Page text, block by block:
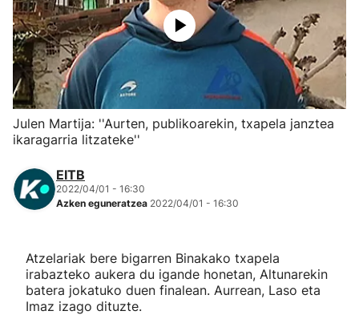
Herri-kirolak
Eskubaloia
Kirolak 360
Mendi-lasterketak
"Helmuga"
Julen Martija: ''Aurten, publikoarekin, txapela janztea
ikaragarria litzateke''
EITB
2022/04/01 - 16:30
Azken eguneratzea 2022/04/01 - 16:30
Atzelariak bere bigarren Binakako txapela
irabazteko aukera du igande honetan, Altunarekin
batera jokatuko duen finalean. Aurrean, Laso eta
Imaz izago dituzte.